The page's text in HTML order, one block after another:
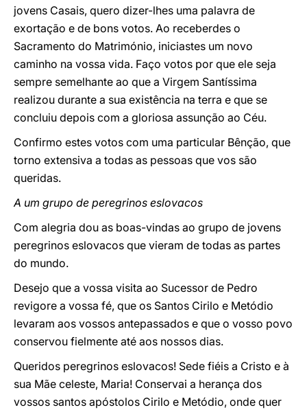
jovens Casais, quero dizer-lhes uma palavra de
exortação e de bons votos. Ao receberdes o
Sacramento do Matrimónio, iniciastes um novo
caminho na vossa vida. Faço votos por que ele seja
sempre semelhante ao que a Virgem Santíssima
realizou durante a sua existência na terra e que se
concluiu depois com a gloriosa assunção ao Céu.
Confirmo estes votos com uma particular Bênção, que
torno extensiva a todas as pessoas que vos são
queridas.
A um grupo de peregrinos eslovacos
Com alegria dou as boas-vindas ao grupo de jovens
peregrinos eslovacos que vieram de todas as partes
do mundo.
Desejo que a vossa visita ao Sucessor de Pedro
revigore a vossa fé, que os Santos Cirilo e Metódio
levaram aos vossos antepassados e que o vosso povo
conservou fielmente até aos nossos dias.
Queridos peregrinos eslovacos! Sede fiéis a Cristo e à
sua Mãe celeste, Maria! Conservai a herança dos
vossos santos apóstolos Cirilo e Metódio, onde quer